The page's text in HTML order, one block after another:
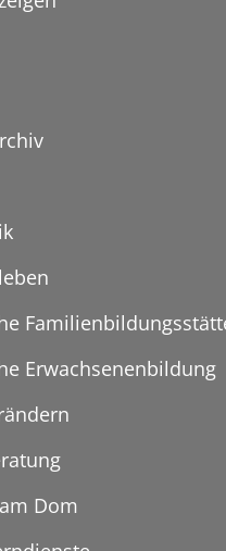
Erwachsenenbildung
Dom